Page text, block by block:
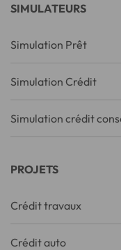
SIMULATEURS
Simulation Prêt
Simulation Crédit
Simulation crédit
PROJETS
Crédit travaux
Crédit auto